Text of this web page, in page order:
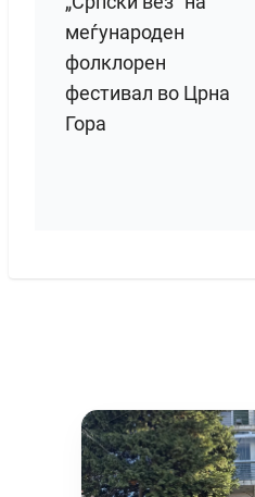
меѓународен
фолклорен
фестивал во Црна
Гора